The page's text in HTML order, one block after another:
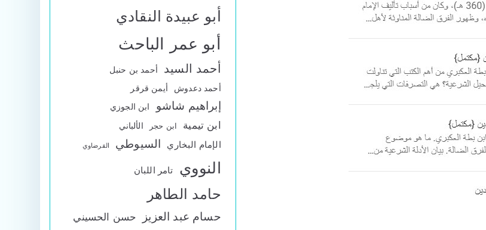
أبو عبيدة النقادي
أبو عمر الباحث
أحمد السيد
أحمد بن حنبل
أحمد دعدوش
أيمن قرقر
إبراهيم شاشو ابن الجوزي
ابن تيمية ابن حجر الألباني
الإمام البخاري السيوطي القرضاوي
النووي تامر اللبان
حامد الطاهر
حسام عبد العزيز حسن الحسيني